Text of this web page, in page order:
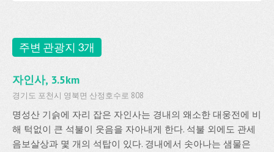
주변 관광지 3개
자인사, 3.5km
경기도 포천시 영북면 산정호수로 808
명성산 기슭에 자리 잡은 자인사는 경내의 왜소한 대웅전에 비
해 턱없이 큰 석불이 웃음을 자아내게 한다. 석불 외에도 관세
음보살상과 몇 개의 석탑이 있다. 경내에서 솟아나는 샘물은